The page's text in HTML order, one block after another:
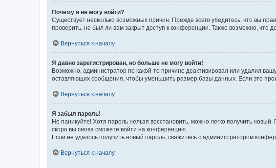
Почему я не могу войти?
Существует несколько возможных причин. Прежде всего убедитесь, что вы
проверить, не был ли вам закрыт доступ к конференции. Также возможно, что
Вернуться к началу
Я давно зарегистрирован, но больше не могу войти!
Возможно, администратор по какой-то причине деактивировал или удалил
оставляющих сообщения, чтобы уменьшить размер базы данных. Если это
Вернуться к началу
Я забыл пароль!
Не паникуйте! Хотя пароль нельзя восстановить, можно легко получить
скоро вы снова сможете войти на конференцию.
Если не удалось получить новый пароль, свяжитесь с администратором
Вернуться к началу